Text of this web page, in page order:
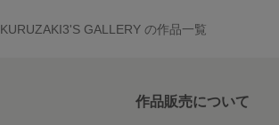
KURUZAKI3'S GALLERY の作品一覧
作品販売について